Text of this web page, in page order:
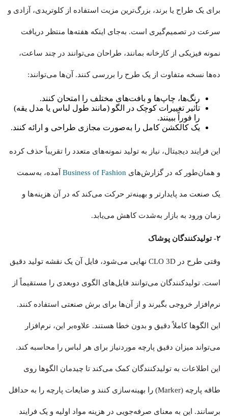
برای یک طراح یا برند، بزرگ‌ترین مزیت استفاده از کلوتریدی، آزادی و
سرعت در تصمیم‌گیری است. به‌جای اینکه هفته‌ها منتظر دریافت
نمونه فیزیکی از کارخانه بمانند، طراحان می‌توانند در چند ساعت،
ده‌ها نسخه متفاوت از یک طرح را بررسی کنند. آن‌ها می‌توانند:
رنگ‌ها، چاپ‌ها و بافت‌های مختلف را امتحان کنند.
تأثیر تغییرات کوچک در الگو (مانند طول لباس یا مدل یقه)
را فوراً ببینند.
یک کالکشن کامل را به‌صورت مجازی طراحی و ارائه کنند.
این فرایند دیجیتال، نیاز به تولید نمونه‌های متعدد را تقریباً حذف کرده
و همان‌طور که در گزارش‌های Business of Fashion آمده، به‌سمت
یک صنعت مد پایدارتر و بهینه‌تر حرکت می‌کند که در آن هزینه‌ها و
زمان ورود به بازار به‌شدت کاهش می‌یابد.
۲- تولیدکنندگان پوشاک
وقتی طرح در CLO 3D نهایی می‌شود، فایل آن یک نقشه تولید دقیق
است. تولیدکنندگان می‌توانند فایل‌های الگوی دوبعدی را مستقیماً از
نرم‌افزار خروجی بگیرند و از آن‌ها برای برش صنعتی استفاده کنند.
این الگوها کاملاً دقیق و بدون خطا هستند. علاوه‌بر این، نرم‌افزار
می‌تواند میزان دقیق پارچه موردنیاز برای هر لباس را محاسبه کند.
این اطلاعات به تولیدکنندگان کمک می‌کند تا چیدمان الگوها روی
طاقه پارچه (Marker) را بهینه‌سازی کنند و ضایعات پارچه را به حداقل
برسانند. این به معنای صرفه‌جویی در هزینه مواد اولیه و یک فرایند